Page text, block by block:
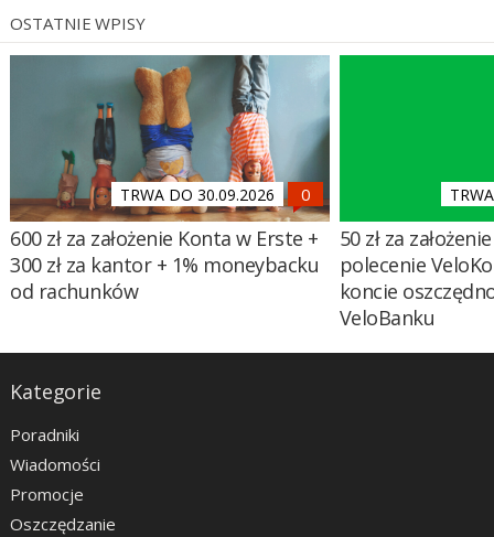
OSTATNIE WPISY
TRWA DO 30.09.2026
600 zł za założenie Konta w Erste +
300 zł za kantor + 1% moneybacku
od rachunków
50 zł za
polecenie
koncie
VeloBanku
Kategorie
Poradniki
Wiadomości
Promocje
Oszczędzanie